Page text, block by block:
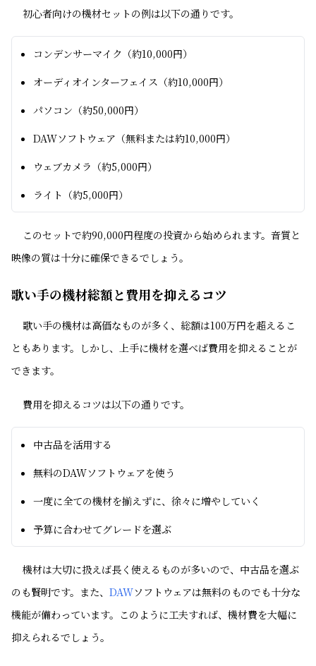
初心者向けの機材セットの例は以下の通りです。
コンデンサーマイク（約10,000円）
オーディオインターフェイス（約10,000円）
パソコン（約50,000円）
DAWソフトウェア（無料または約10,000円）
ウェブカメラ（約5,000円）
ライト（約5,000円）
このセットで約90,000円程度の投資から始められます。音質と
映像の質は十分に確保できるでしょう。
歌い手の機材総額と費用を抑えるコツ
歌い手の機材は高価なものが多く、総額は100万円を超えるこ
ともあります。しかし、上手に機材を選べば費用を抑えることが
できます。
費用を抑えるコツは以下の通りです。
中古品を活用する
無料のDAWソフトウェアを使う
一度に全ての機材を揃えずに、徐々に増やしていく
予算に合わせてグレードを選ぶ
機材は大切に扱えば長く使えるものが多いので、中古品を選ぶ
のも賢明です。また、 DAWソフトウェアは無料のものでも十分な
機能が備わっています。このように工夫すれば、機材費を大幅に
抑えられるでしょう。